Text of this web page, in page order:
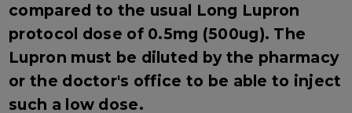
compared to the usual Long Lupron
protocol dose of 0.5mg (500ug). The
Lupron must be diluted by the pharmacy
or the doctor's office to be able to inject
such a low dose.